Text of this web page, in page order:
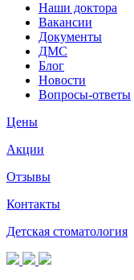
Наши доктора
Вакансии
Документы
ДМС
Блог
Новости
Вопросы-ответы
Цены
Акции
Отзывы
Контакты
Детская стоматология